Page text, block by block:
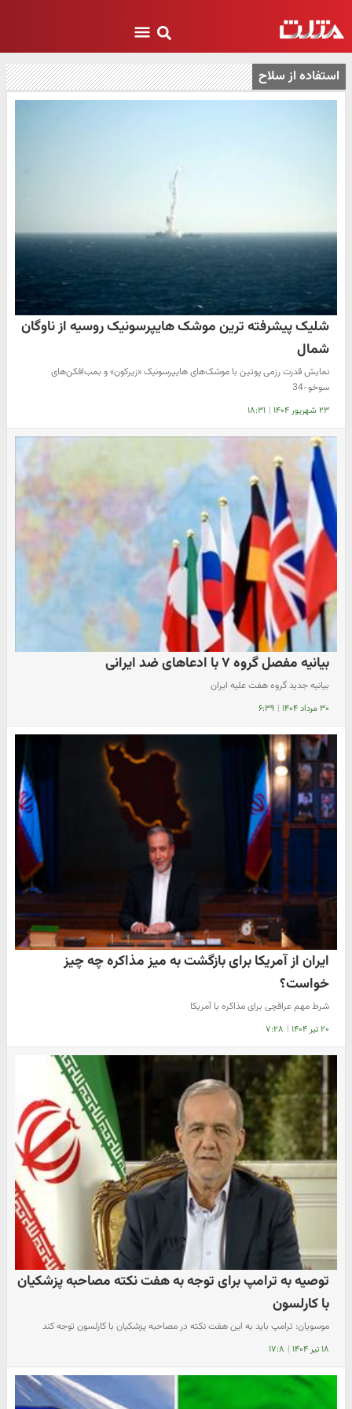
استفاده از سلاح
شلیک پیشرفته ترین موشک هایپرسونیک روسیه از ناوگان
شمال
نمایش قدرت رزمی پوتین با موشک‌های هایپرسونیک «زیرکون» و بمب‌افکن‌های
سوخو-34
۲۳ شهریور ۱۴۰۴ | ۱۸:۳۱
بیانیه‌ مفصل گروه ۷ با ادعاهای ضد ایرانی
بیانیه جدید گروه هفت علیه ایران
۳۰ مرداد ۱۴۰۴ | ۶:۳۹
ایران از آمریکا برای بازگشت به میز مذاکره چه چیز
خواست؟
شرط مهم عراقچی برای مذاکره با آمریکا
۲۰ تیر ۱۴۰۴ | ۷:۲۸
توصیه به ترامپ برای توجه به هفت نکته مصاحبه پزشکیان
با کارلسون
موسویان: ترامپ باید به این هفت نکته در مصاحبه پزشکیان با کارلسون توجه کند
۱۸ تیر ۱۴۰۴ | ۱۷:۸